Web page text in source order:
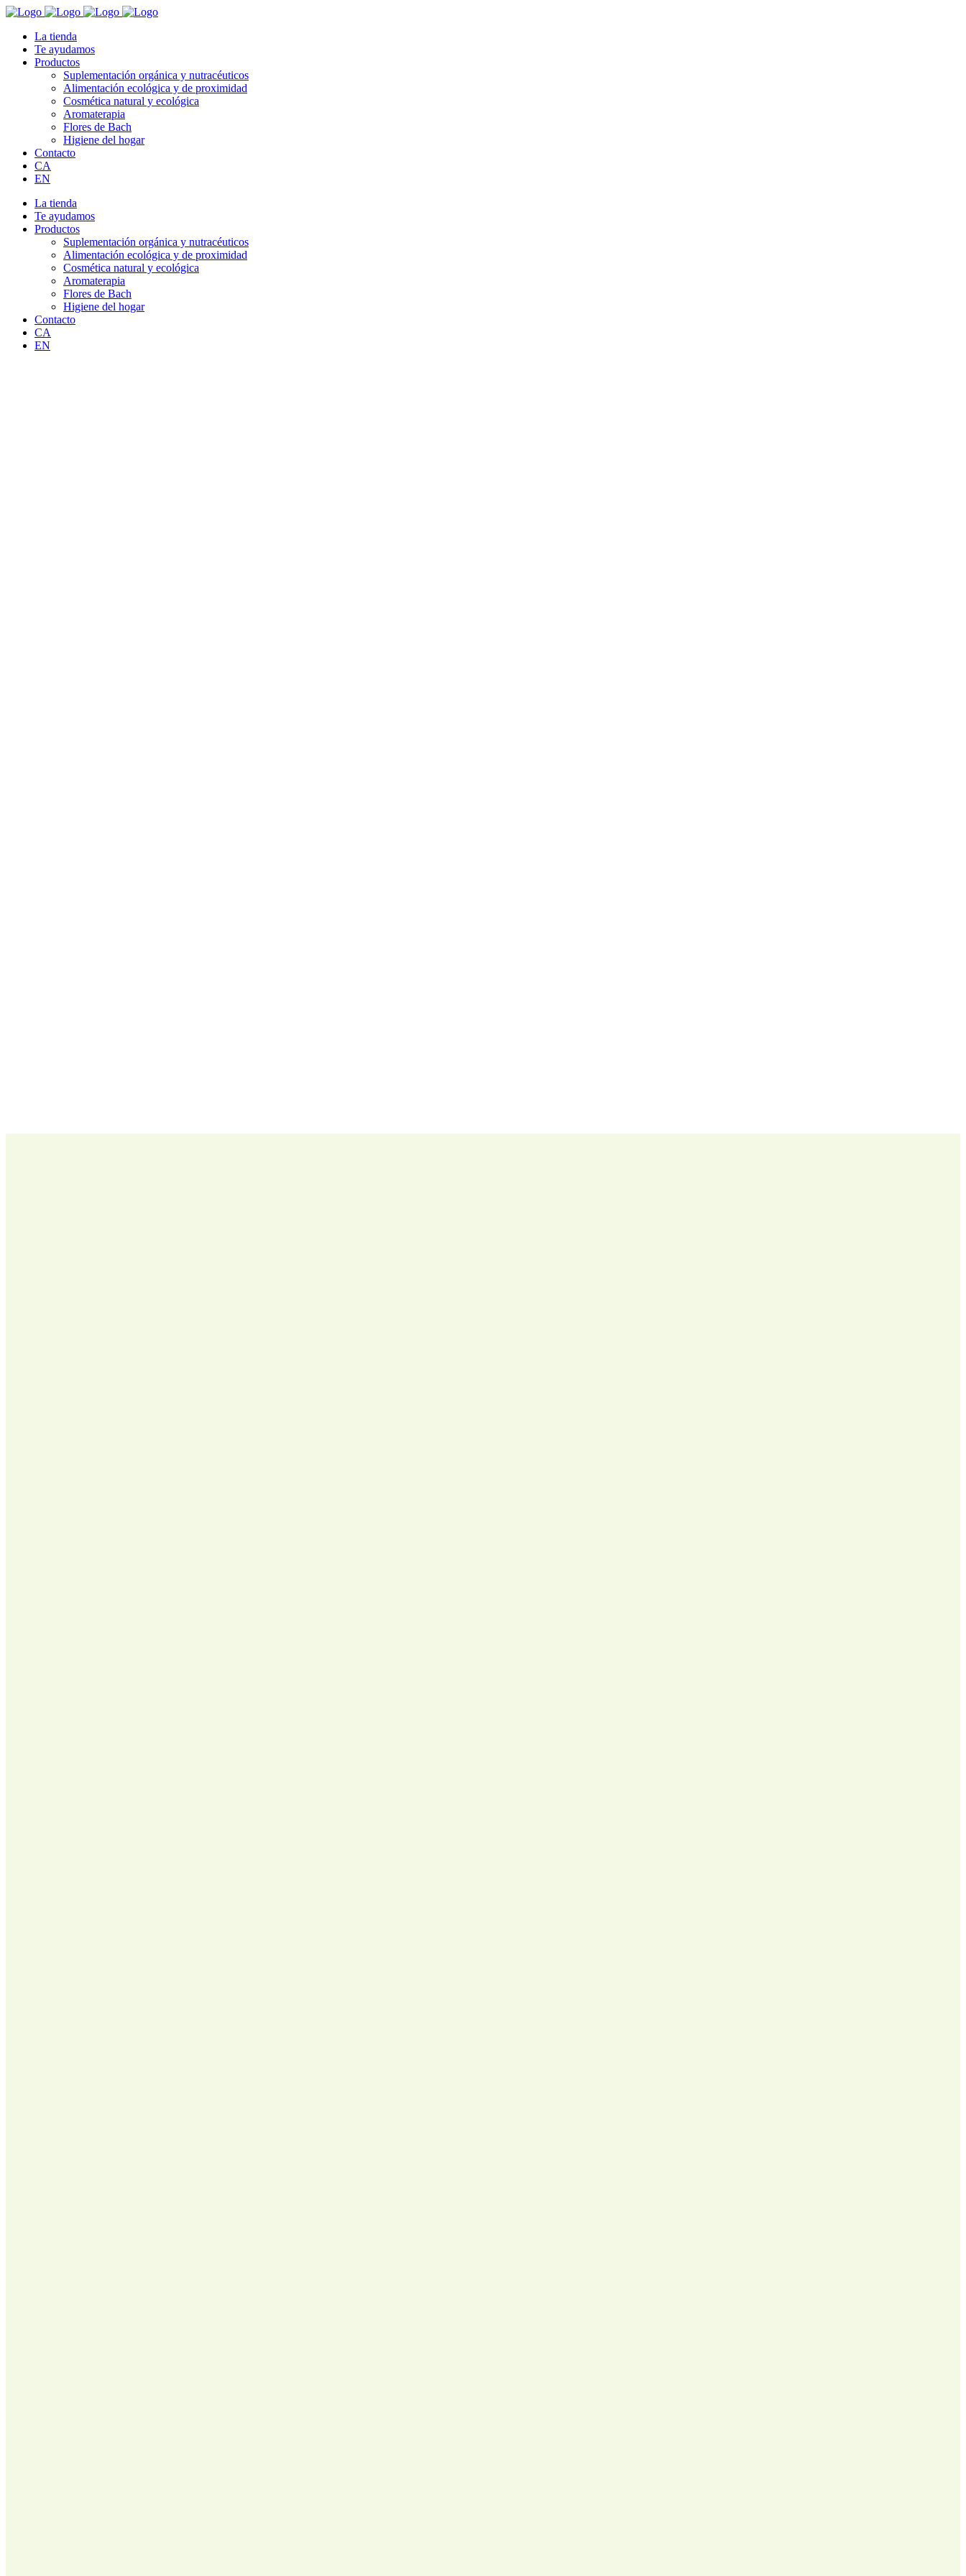
La tienda
Te ayudamos
Productos
Suplementación orgánica y nutracéuticos
Alimentación ecológica y de proximidad
Cosmética natural y ecológica
Aromaterapia
Flores de Bach
Higiene del hogar
Contacto
CA
EN
La tienda
Te ayudamos
Productos
Suplementación orgánica y nutracéuticos
Alimentación ecológica y de proximidad
Cosmética natural y ecológica
Aromaterapia
Flores de Bach
Higiene del hogar
Contacto
CA
EN